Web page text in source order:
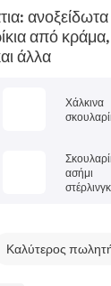
ανοξείδωτα
από κράμα,
άλλα
Χάλκινα
ασήμι
στέρλινγκ
Καλύτερος